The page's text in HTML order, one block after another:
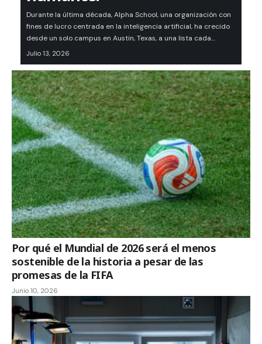
Durante la última década, Alpha School, una organización con
fines de lucro centrada en la inteligencia artificial, ha crecido
desde un solo campus en Austin, Texas, a una lista cada…
Julio 13, 2026
Por qué el Mundial de 2026 será el menos
sostenible de la historia a pesar de las
promesas de la FIFA
Junio 10, 2026